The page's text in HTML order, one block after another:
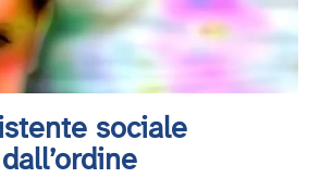
sociale